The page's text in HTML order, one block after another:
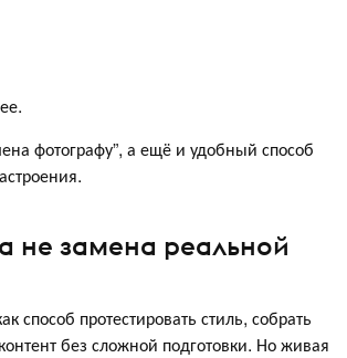
фотографу”, а ещё и удобный способ
не замена реальной
способ протестировать стиль, собрать
без сложной подготовки. Но живая